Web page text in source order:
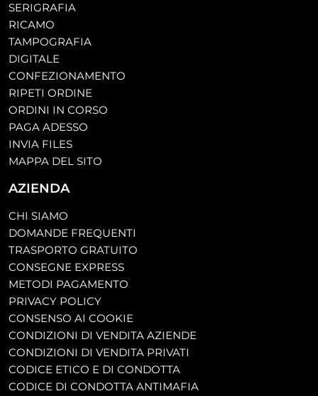
SERIGRAFIA
RICAMO
TAMPOGRAFIA
DIGITALE
CONFEZIONAMENTO
RIPETI ORDINE
ORDINI IN CORSO
PAGA ADESSO
INVIA FILES
MAPPA DEL SITO
AZIENDA
CHI SIAMO
DOMANDE FREQUENTI
TRASPORTO GRATUITO
CONSEGNE EXPRESS
METODI PAGAMENTO
PRIVACY POLICY
CONSENSO AI COOKIE
CONDIZIONI DI VENDITA AZIENDE
CONDIZIONI DI VENDITA PRIVATI
CODICE ETICO E DI CONDOTTA
CODICE DI CONDOTTA ANTIMAFIA